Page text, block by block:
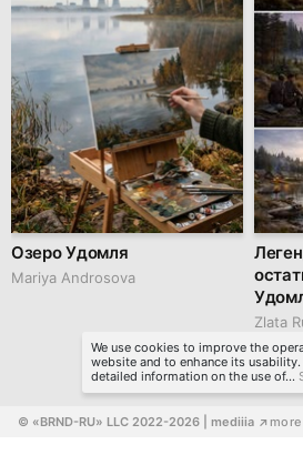
Озеро Удомля
Mariya Androsova
Zlata
© «BRND-RU» LLC 2022-2026 | mediiia ↗ more
We use cookies to improve the
website and to enhance its
detailed information on the use of...